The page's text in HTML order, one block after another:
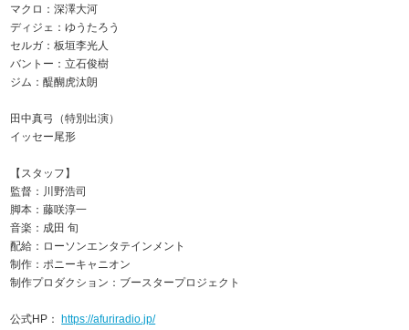
マクロ：深澤大河
ディジェ：ゆうたろう
セルガ：板垣李光人
バントー：立石俊樹
ジム：醍醐虎汰朗
田中真弓（特別出演）
イッセー尾形
【スタッフ】
監督：川野浩司
脚本：藤咲淳一
音楽：成田 旬
配給：ローソンエンタテインメント
制作：ポニーキャニオン
制作プロダクション：ブースタープロジェクト
公式HP： https://afuriradio.jp/